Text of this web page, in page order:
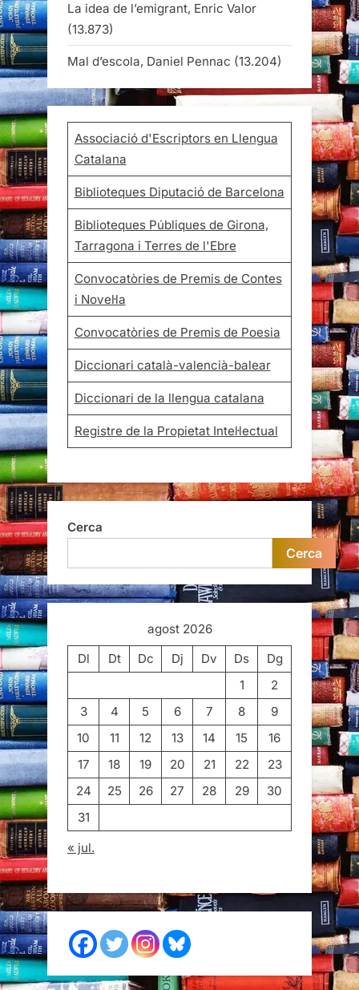
La idea de l’emigrant, Enric Valor
(13.873)
Mal d’escola, Daniel Pennac (13.204)
Associació d'Escriptors en Llengua
Catalana
Biblioteques Diputació de Barcelona
Biblioteques Públiques de Girona,
Tarragona i Terres de l'Ebre
Convocatòries de Premis de Contes
i Novel·la
Convocatòries de Premis de Poesia
Diccionari català-valencià-balear
Diccionari de la llengua catalana
Registre de la Propietat Intel·lectual
Cerca
Cerca
agost 2026
Dl
Dt Dc Dj Dv Ds
Dg
1
2
3
4 5 6 7 8
9
10
11 12 13 14 15
16
17
18 19 20 21 22
23
24
25 26 27 28 29
30
31
« jul.